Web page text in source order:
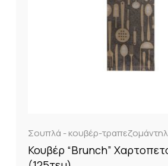
Σουπλά - κουβέρ-
Κουβέρ “Brunch”